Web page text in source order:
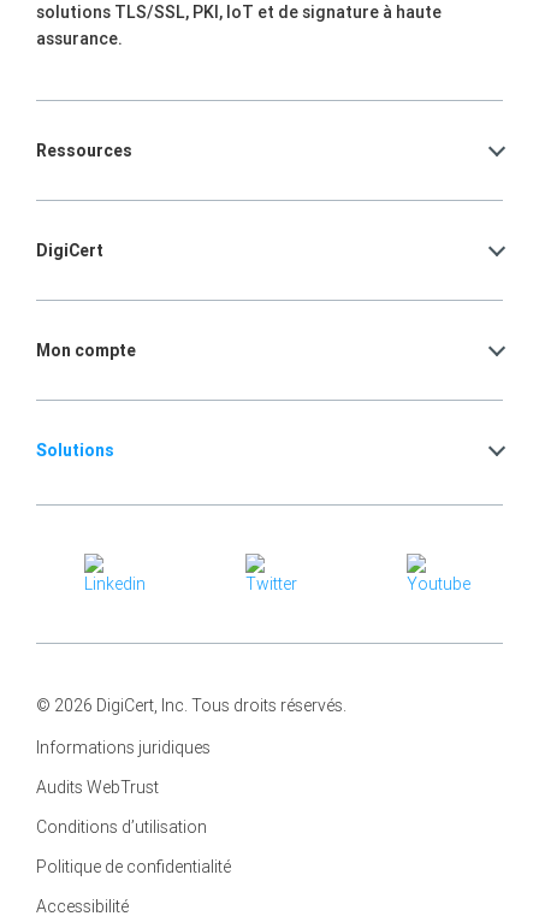
solutions TLS/SSL, PKI, IoT et de signature à haute
assurance.
Ressources
DigiCert
Mon compte
Solutions
© 2026 DigiCert, Inc. Tous droits réservés.
Informations juridiques
Audits WebTrust
Conditions d’utilisation
Politique de confidentialité
Accessibilité